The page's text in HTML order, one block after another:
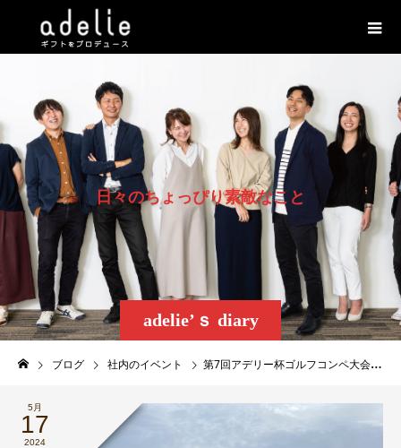
adelie’ｓ diary
日々のちょ っぴり素敵なこ と
ブログ 社内のイベント 第7回アデリー杯ゴルフコンペ大会開催！
5月
17
2024